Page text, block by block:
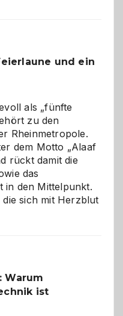
geworden
und ein
als „fünfte
zu den
Rheinmetropole.
dem Motto „Alaaf
rückt damit die
das
in den Mittelpunkt.
sich mit Herzblut
Warum
ist